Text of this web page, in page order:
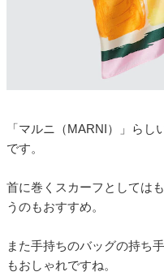
「マルニ（MARNI）」ら
です。
首に巻くスカーフとしては
うのもおすすめ。
また手持ちのバッグの持ち
もおしゃれですね。